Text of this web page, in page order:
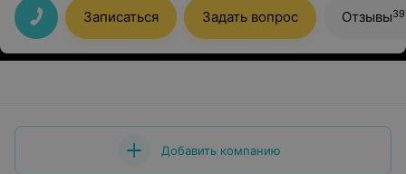
Записаться Задать вопрос Отзывы
Добавить компанию